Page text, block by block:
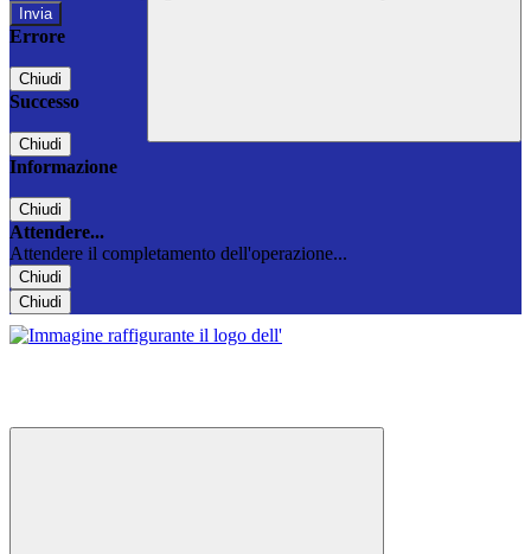
Errore
Chiudi
Successo
Chiudi
Informazione
Chiudi
Attendere...
Attendere il completamento dell'operazione...
Chiudi
Chiudi